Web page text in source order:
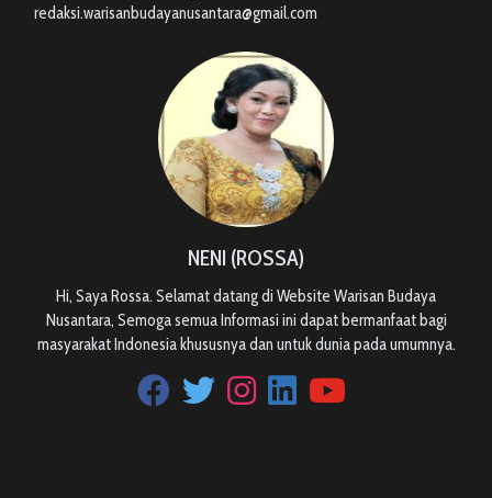
redaksi.warisanbudayanusantara@gmail.com
NENI (ROSSA)
Hi, Saya Rossa. Selamat datang di Website Warisan Budaya
Nusantara, Semoga semua Informasi ini dapat bermanfaat bagi
masyarakat Indonesia khususnya dan untuk dunia pada umumnya.